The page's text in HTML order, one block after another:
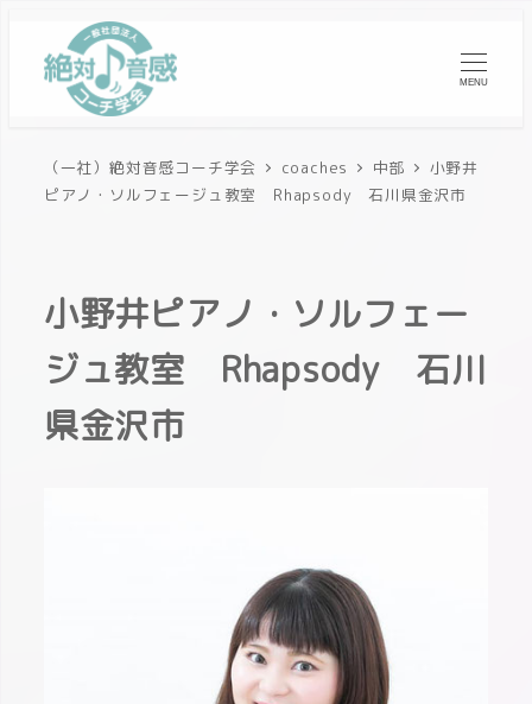
MENU
（一社）絶対音感コーチ学会 coaches 中部
小野井
ピアノ・ソルフェージュ教室 Rhapsody 石川県金沢市
小野井ピアノ・ソルフェー
ジュ教室 Rhapsody 石川
県金沢市